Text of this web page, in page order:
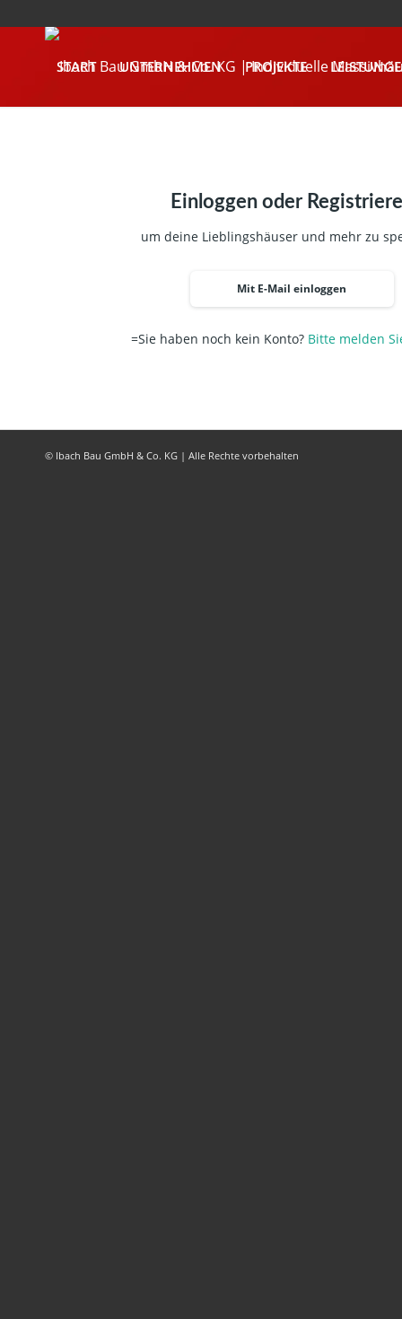
START UNTERNEHMEN PROJEKTE
Einloggen oder
um deine Lieblingshäuser und mehr zu
Mit E-Mail einloggen
=Sie haben noch kein Konto? Bitte melden
© Ibach Bau GmbH & Co. KG | Alle Rechte vorbehalten